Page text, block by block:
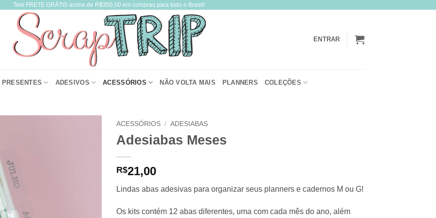
Tem FRETE GRÁTIS acima de R$350,00 em compras para todo o Brasil!
ENTRAR
PRESENTES ADESIVOS ACESSÓRIOS NÃO VOLTA MAIS PLANNERS COLEÇÕES
ACESSÓRIOS / ADESIABAS
Adesiabas Meses
R$21,00
Lindas abas adesivas para organizar seus planners e cadernos M ou G!
Os kits contém 12 abas diferentes, uma com cada mês do ano, além